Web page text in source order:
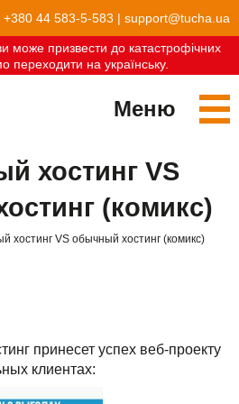
+380 44 583-5-583 | support@tucha.ua
може призвести до катастрофічних
переходити на українську.
Меню
хостинг VS
(комикс)
хостинг VS обычный хостинг (комикс)
принесет успех веб-проекту
клиентах: